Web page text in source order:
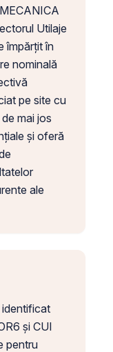
Utilaje
împărțit în
nominală
pe site cu
mai jos
și oferă
ale
și CUI
pentru